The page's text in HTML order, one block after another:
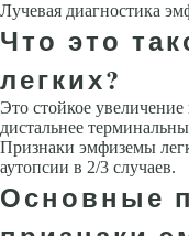
Лучевая диагностика
Что это
легких?
Это стойкое
дистальнее
Признаки эмфиземы
аутопсии в 2/3 случаев.
Основные